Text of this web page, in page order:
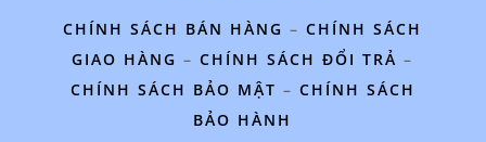
CHÍNH SÁCH BÁN HÀNG –CHÍNH SÁCH
GIAO HÀNG –CHÍNH SÁCH ĐỔI TRẢ –
CHÍNH SÁCH BẢO MẬT – CHÍNH SÁCH
BẢO HÀNH